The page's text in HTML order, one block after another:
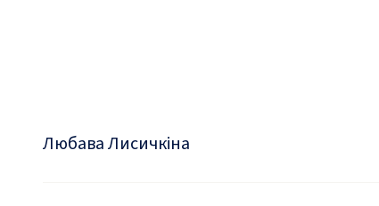
Любава Лисичкіна